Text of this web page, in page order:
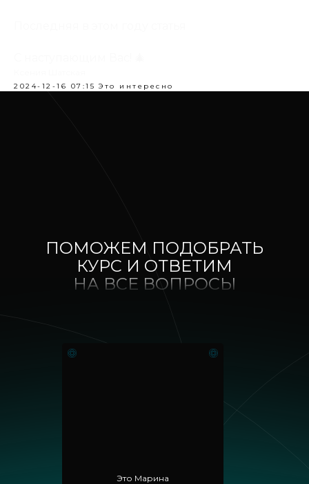
2024-12-16 07:15 Это интересно
ПОМОЖЕМ ПОДОБРАТЬ
КУРС И ОТВЕТИМ
НА ВСЕ ВОПРОСЫ
Это Марина